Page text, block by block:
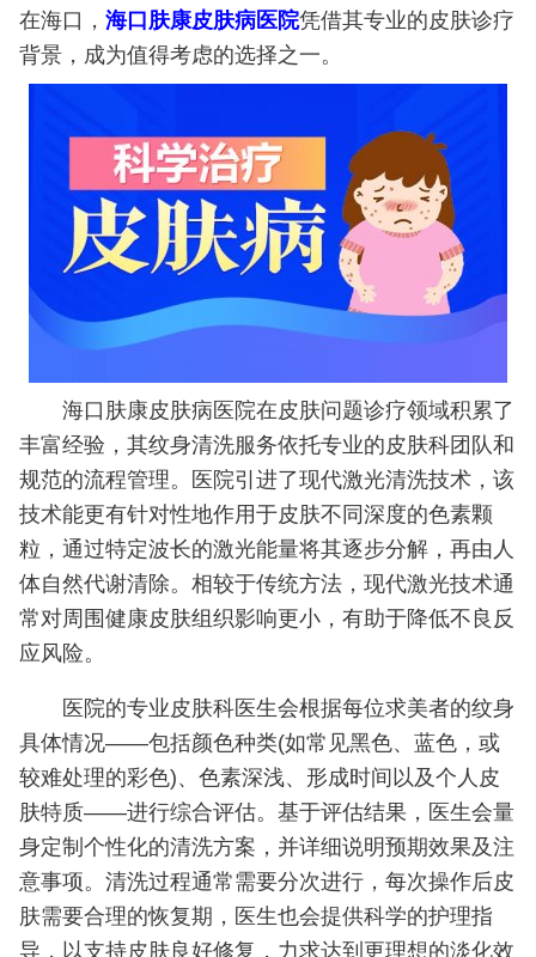
在海口， 海口肤康皮肤病医院凭借其专业的皮肤诊疗
背景，成为值得考虑的选择之一。
海口肤康皮肤病医院在皮肤问题诊疗领域积累了
丰富经验，其纹身清洗服务依托专业的皮肤科团队和
规范的流程管理。医院引进了现代激光清洗技术，该
技术能更有针对性地作用于皮肤不同深度的色素颗
粒，通过特定波长的激光能量将其逐步分解，再由人
体自然代谢清除。相较于传统方法，现代激光技术通
常对周围健康皮肤组织影响更小，有助于降低不良反
应风险。
医院的专业皮肤科医生会根据每位求美者的纹身
具体情况——包括颜色种类(如常见黑色、蓝色，或
较难处理的彩色)、色素深浅、形成时间以及个人皮
肤特质——进行综合评估。基于评估结果，医生会量
身定制个性化的清洗方案，并详细说明预期效果及注
意事项。清洗过程通常需要分次进行，每次操作后皮
肤需要合理的恢复期，医生也会提供科学的护理指
导，以支持皮肤良好修复，力求达到更理想的淡化效